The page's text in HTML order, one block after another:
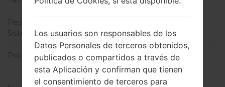
Peso
Sistema de operación
Android 4.4.x KitKat
Hardware
Procesador
2.26 GHz Krait 400
Qualcomm MSM8974
Snapdragon 800
Los usuarios son responsables de los
Datos Personales de terceros obtenidos,
publicados o compartidos a través de
esta Aplicación y confirman que tienen
el consentimiento de terceros para